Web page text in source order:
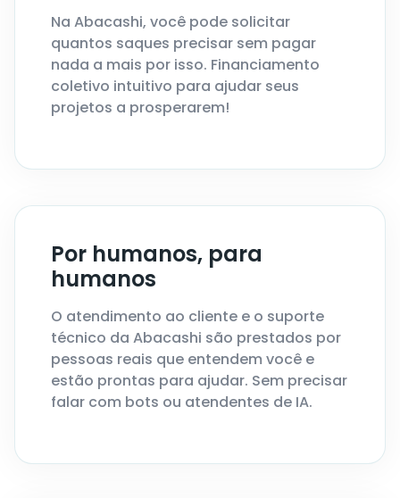
Na Abacashi, você pode solicitar
quantos saques precisar sem pagar
nada a mais por isso. Financiamento
coletivo intuitivo para ajudar seus
projetos a prosperarem!
Por humanos, para
humanos
O atendimento ao cliente e o suporte
técnico da Abacashi são prestados por
pessoas reais que entendem você e
estão prontas para ajudar. Sem precisar
falar com bots ou atendentes de IA.